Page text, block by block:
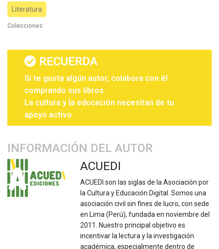
Literatura
Colecciones:
RECUERDA
Si te gusta algún autor, colabora con él
comprando sus libros.
La cultura y la educación necesitan de tu
apoyo activo.
INFORMACIÓN DEL AUTOR
ACUEDI
ACUEDI son las siglas de la Asociación por
la Cultura y Educación Digital. Somos una
asociación civil sin fines de lucro, con sede
en Lima (Perú), fundada en noviembre del
2011. Nuestro principal objetivo es
incentivar la lectura y la investigación
académica, especialmente dentro de